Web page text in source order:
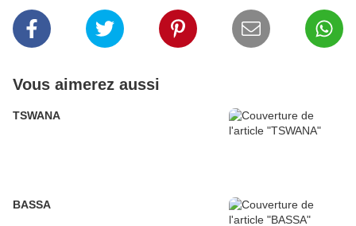
Vous aimerez aussi
TSWANA
BASSA